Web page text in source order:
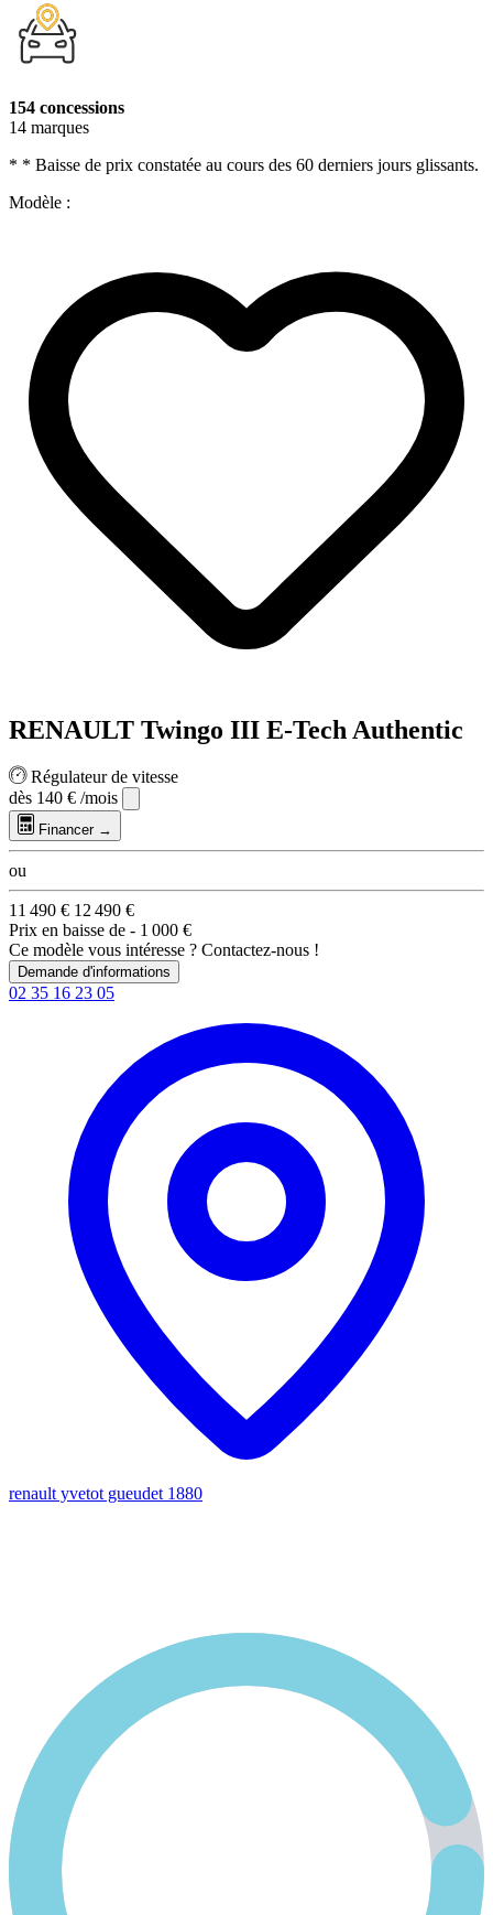
154 concessions
14 marques
* * Baisse de prix constatée au cours des 60 derniers jours glissants.
Modèle :
RENAULT Twingo III E-Tech Authentic
Régulateur de vitesse
dès 140 € /mois
Financer →
ou
11 490 € 12 490 €
Prix en baisse de - 1 000 €
Ce modèle vous intéresse ? Contactez-nous !
Demande d'informations
02 35 16 23 05
renault yvetot gueudet 1880